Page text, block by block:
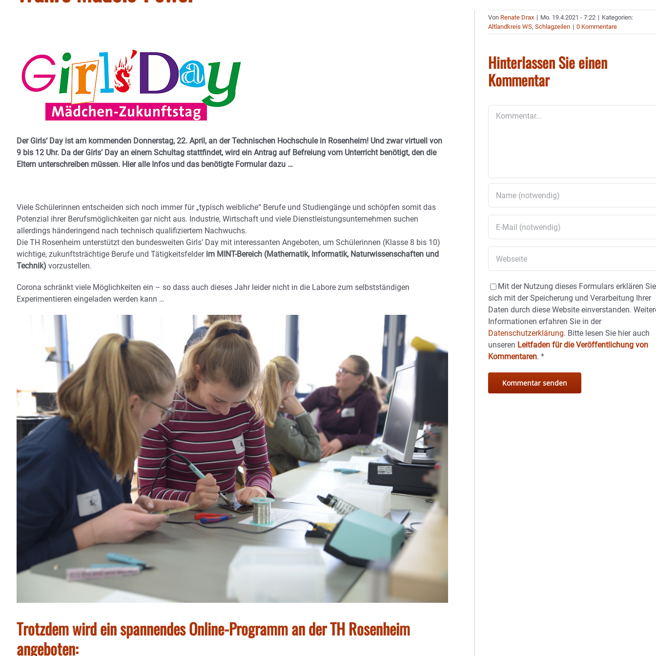
Der Girls‘ Day ist am kommenden Donnerstag, 22. April, an der Technischen Hochschule in Rosenheim! Und zwar virtuell von
9 bis 12 Uhr. Da der Girls’ Day an einem Schultag stattfindet, wird ein Antrag auf Befreiung vom Unterricht benötigt, den die
Eltern unterschreiben müssen. Hier alle Infos und das benötigte Formular dazu …
Viele Schülerinnen entscheiden sich noch immer für „typisch weibliche“ Berufe und Studiengänge und schöpfen somit das
Potenzial ihrer Berufsmöglichkeiten gar nicht aus. Industrie, Wirtschaft und viele Dienstleistungsunternehmen suchen
allerdings händeringend nach technisch qualifiziertem Nachwuchs.
Die TH Rosenheim unterstützt den bundesweiten Girls’ Day mit interessanten Angeboten, um Schülerinnen (Klasse 8 bis 10)
wichtige, zukunftsträchtige Berufe und Tätigkeitsfelder im MINT-Bereich (Mathematik, Informatik, Naturwissenschaften und
Technik) vorzustellen.
Corona schränkt viele Möglichkeiten ein – so dass auch dieses Jahr leider nicht in die Labore zum selbstständigen
Experimentieren eingeladen werden kann …
Trotzdem wird ein spannendes Online-Programm an der TH Rosenheim
angeboten:
Von Renate Drax | Mo. 19.4.2021 - 7:22 | Kategorien:
Altlandkreis WS,Schlagzeilen | 0 Kommentare
Hinterlassen Sie einen
Kommentar
Mit der Nutzung dieses Formulars erklären Sie
sich mit der Speicherung und Verarbeitung Ihrer
Daten durch diese Website einverstanden.
Informationen erfahren Sie in der
Datenschutzerklärung. Bitte lesen Sie hier auch
unseren Leitfaden für die Veröffentlichung von
Kommentaren.*